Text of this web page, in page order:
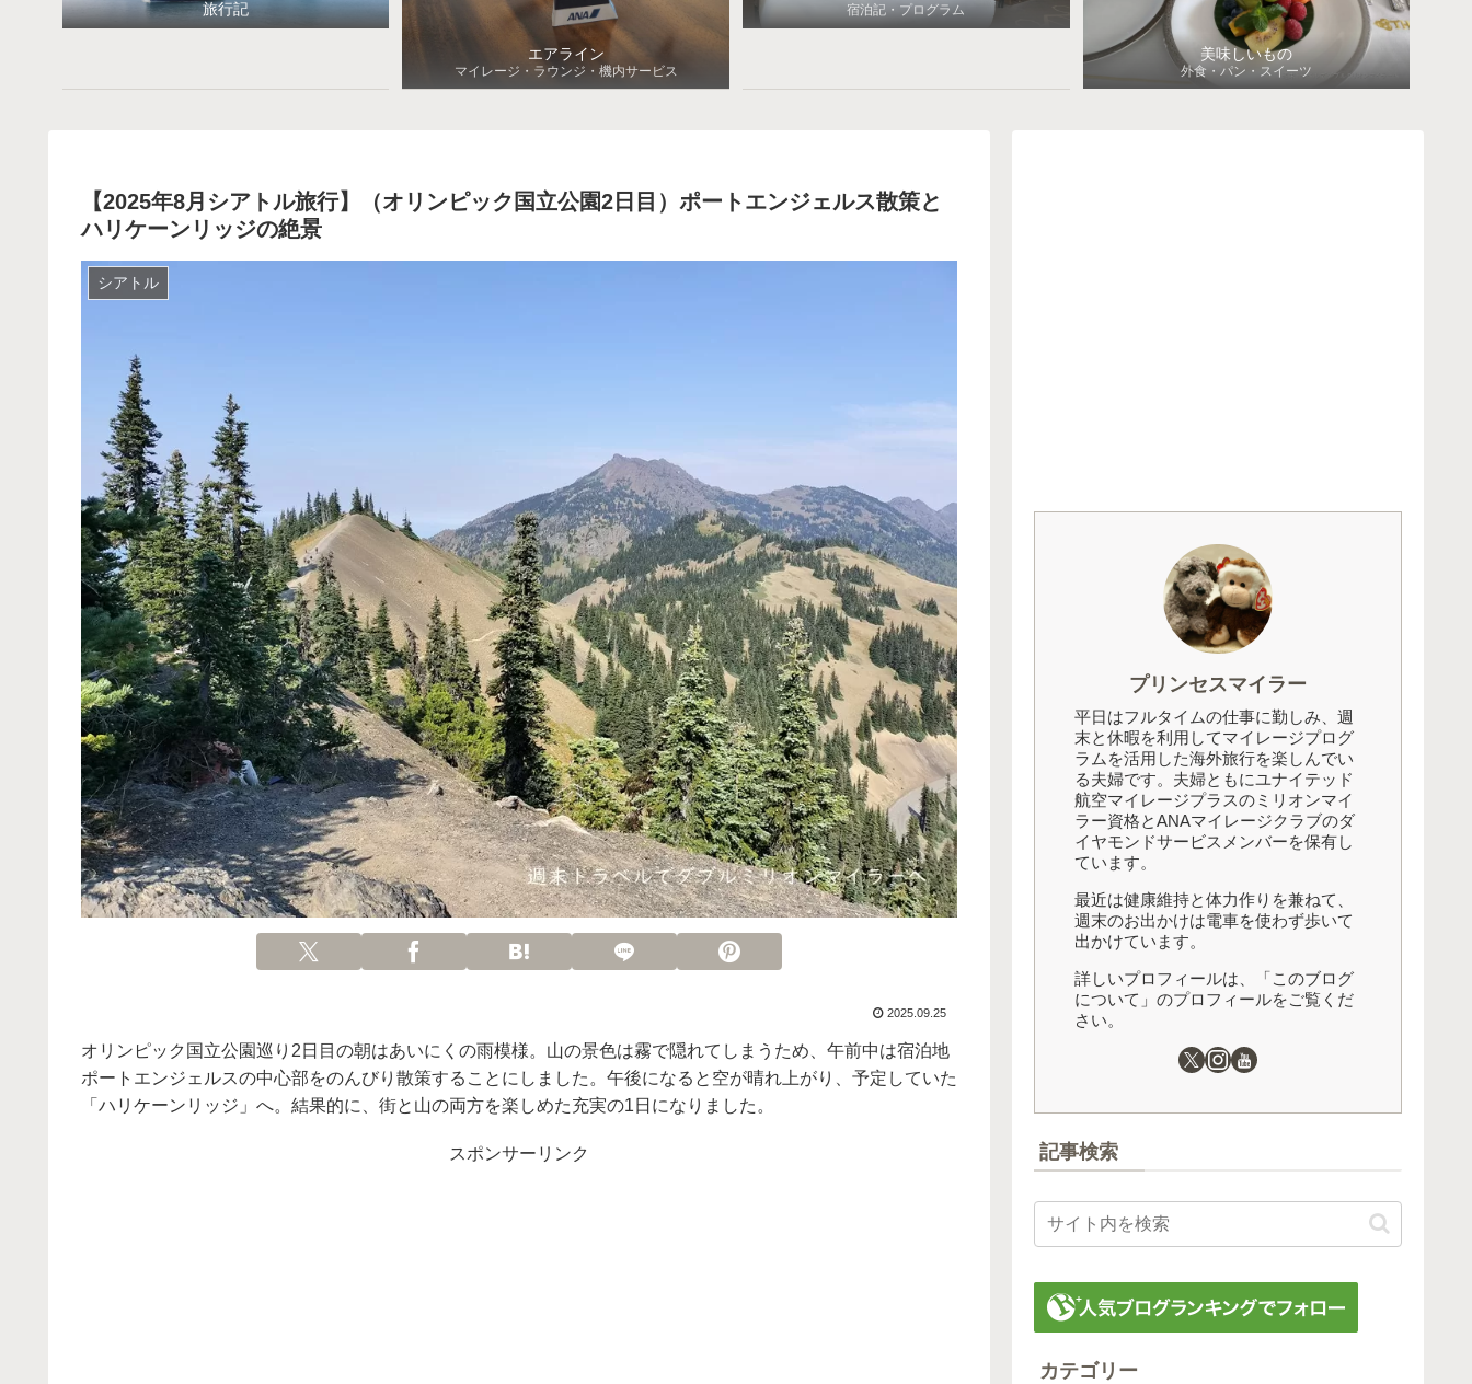
旅行記
エアライン
マイレージ・ラウンジ・機内サービス
宿泊記・プログラム
美味しいもの
外食・パン・スイーツ
【2025年8月シアトル旅行】（オリンピック国立公園2日目）ポートエンジェルス散策と
ハリケーンリッジの絶景
シアトル
2025.09.25
オリンピック国立公園巡り2日目の朝はあいにくの雨模様。山の景色は霧で隠れてしまうため、午前中は宿泊地
ポートエンジェルスの中心部をのんびり散策することにしました。午後になると空が晴れ上がり、予定していた
「ハリケーンリッジ」へ。結果的に、街と山の両方を楽しめた充実の1日になりました。
スポンサーリンク
プリンセスマイラー
平日はフルタイムの仕事に勤しみ、週
末と休暇を利用してマイレージプログ
ラムを活用した海外旅行を楽しんでい
る夫婦です。夫婦ともにユナイテッド
航空マイレージプラスのミリオンマイ
ラー資格とANAマイレージクラブのダ
イヤモンドサービスメンバーを保有し
ています。
最近は健康維持と体力作りを兼ねて、
週末のお出かけは電車を使わず歩いて
出かけています。
詳しいプロフィールは、「このブログ
について」のプロフィールをご覧くだ
さい。
記事検索
カテゴリー